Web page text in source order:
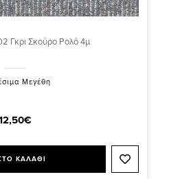
Γκρι Σκούρο Ρολό 4μ
Μεγέθη
ΚΑΛΑΘΙ